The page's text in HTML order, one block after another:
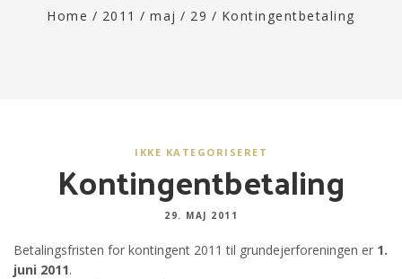
Home / 2011 / maj / 29 / Kontingentbetaling
IKKE KATEGORISERET
Kontingentbetaling
29. MAJ 2011
Betalingsfristen for kontingent 2011 til grundejerforeningen er 1.
juni 2011.